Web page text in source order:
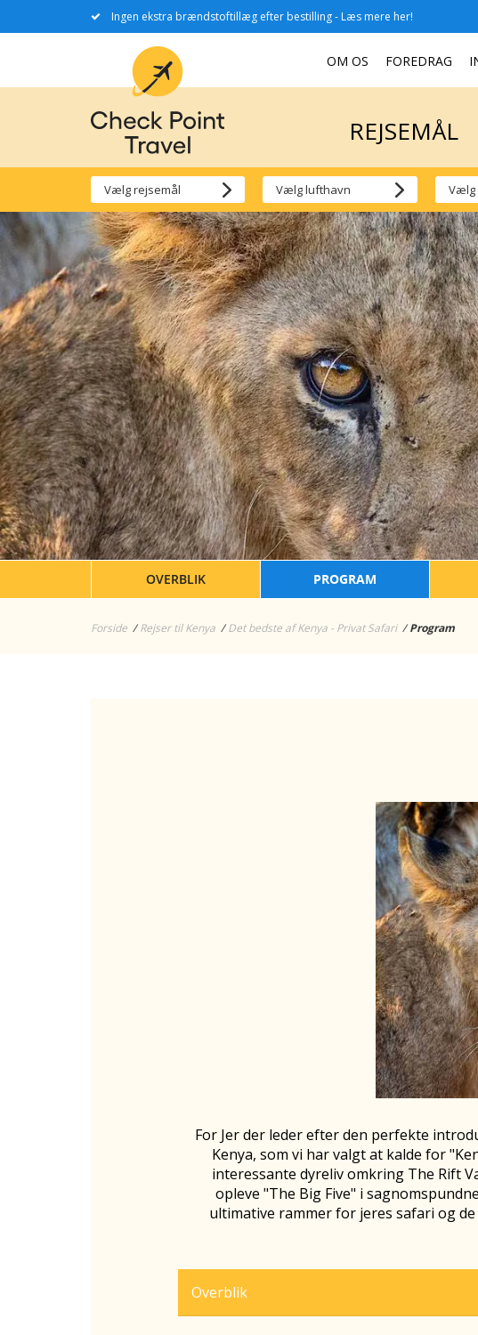
Ingen ekstra brændstoftillæg efter bestilling - Læs mere her!
OM OS FOREDRAG
REJSEMÅL
REJSEMÅL
OVERBLIK PROGRAM
Forside Rejser til Kenya Det bedste af Kenya - Privat Safari Program
For Jer der leder efter den perfekte
Kenya, som vi har valgt at kalde for
interessante dyreliv omkring The Rift
opleve "The Big Five" i
ultimative rammer for jeres safari og
Overblik